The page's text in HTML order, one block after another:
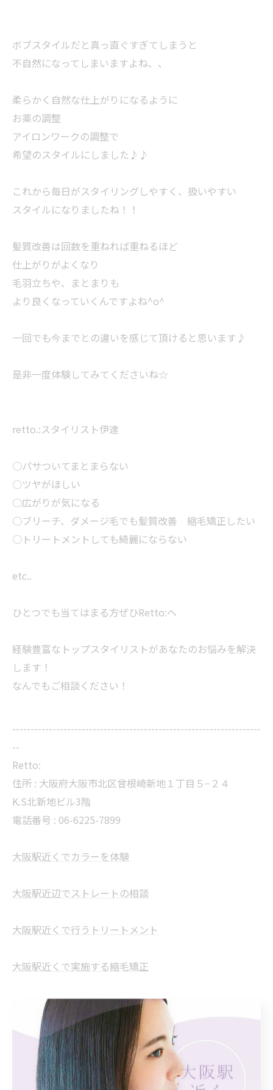
ボブスタイルだと真っ直ぐすぎてしまうと
不自然になってしまいますよね、、
柔らかく自然な仕上がりになるように
お薬の調整
アイロンワークの調整で
希望のスタイルにしました♪♪
これから毎日がスタイリングしやすく、扱いやすい
スタイルになりましたね！！
髪質改善は回数を重ねれば重ねるほど
仕上がりがよくなり
毛羽立ちや、まとまりも
より良くなっていくんですよね^o^
一回でも今までとの違いを感じて頂けると思います♪
是非一度体験してみてくださいね☆
retto.:スタイリスト伊達
○パサついてまとまらない
○ツヤがほしい
○広がりが気になる
○ブリーチ、ダメージ毛でも髪質改善 縮毛矯正したい
○トリートメントしても綺麗にならない
etc..
ひとつでも当てはまる方ぜひRetto:へ
経験豊富なトップスタイリストがあなたのお悩みを解決
します！
なんでもご相談ください！
--------------------------------------------------------------------
--
Retto:
住所 : 大阪府大阪市北区曾根崎新地１丁目５−２４
K.S北新地ビル3階
電話番号 : 06-6225-7899
大阪駅近くでカラーを体験
大阪駅近辺でストレートの相談
大阪駅近くで行うトリートメント
大阪駅近くで実施する縮毛矯正
--------------------------------------------------------------------
ストレート トリートメント 縮毛矯正